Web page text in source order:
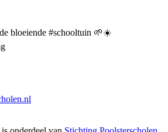
bloeiende #schooltuin 🌱☀️